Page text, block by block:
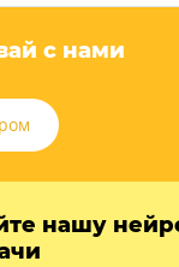
с нами
нашу